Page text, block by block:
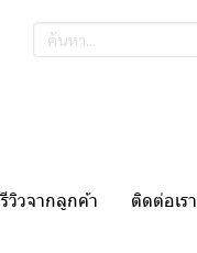
รีวิวจากลูกค้า ติดต่อเรา